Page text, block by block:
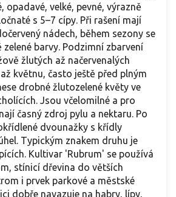
opadavé, velké, pevné, výrazně
s 5–7 cípy. Při rašení mají
nádech, během sezony se
barvy. Podzimní zbarvení
žlutých až načervenalých
květnu, často ještě před plným
drobné žlutozelené květy ve
Jsou včelomilné a pro
časný zdroj pylu a nektaru. Po
dvounažky s křídly
Typickým znakem druhu je
Kultivar 'Rubrum' se používá
stínicí dřevina do větších
i prvek parkové a městské
dobře navazuje na habry, lípy,